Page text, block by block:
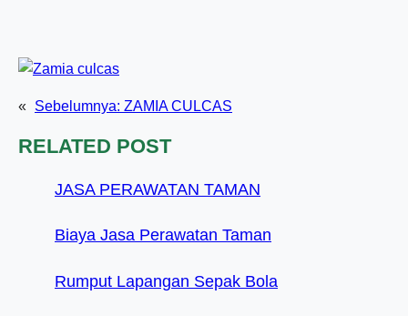
« Sebelumnya: ZAMIA CULCAS
RELATED POST
JASA PERAWATAN TAMAN
Biaya Jasa Perawatan Taman
Rumput Lapangan Sepak Bola